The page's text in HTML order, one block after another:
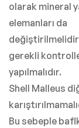
olarak mineral
elemanları da
gerekli
yapılmalıdır.
Shell Malleus
Bu sebeple